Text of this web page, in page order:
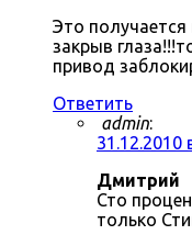
Это
закрыв
привод
Ответить
admin:
31.12.2010
Дмитрий
Сто
только